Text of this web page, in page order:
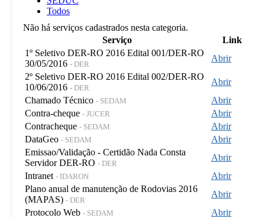
Todos
Não há serviços cadastrados nesta categoria.
Serviço
Link
1º Seletivo DER-RO 2016 Edital 001/DER-RO
30/05/2016 - DER
Abrir
2º Seletivo DER-RO 2016 Edital 002/DER-RO
10/06/2016 - DER
Abrir
Chamado Técnico - SEDAM
Abrir
Contra-cheque - JUCER
Abrir
Contracheque - SEDAM
Abrir
DataGeo - SEDAM
Abrir
Emissao/Validação - Certidão Nada Consta
Servidor DER-RO - DER
Abrir
Intranet - IDARON
Abrir
Plano anual de manutenção de Rodovias 2016
(MAPAS) - DER
Abrir
Protocolo Web - SEDAM
Abrir